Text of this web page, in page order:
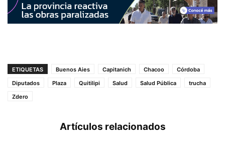
ETIQUETAS Buenos Aies Capitanich Chacoo
Córdoba
Diputados
Plaza Quitilipi Salud Salud Pública
trucha
Zdero
Artículos relacionados